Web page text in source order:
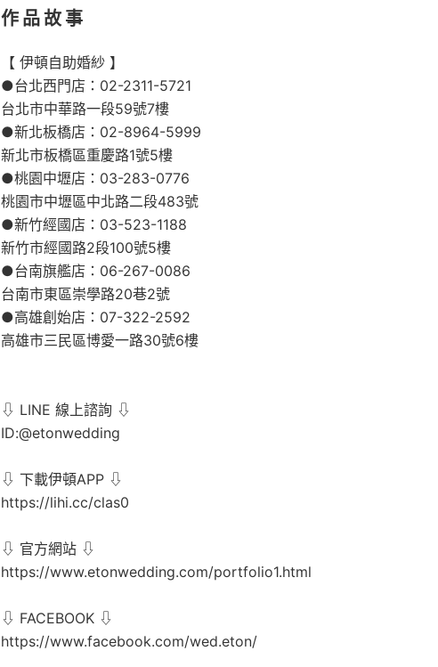
作品故事
【 伊頓自助婚紗 】
●台北西門店：02-2311-5721
台北市中華路一段59號7樓
●新北板橋店：02-8964-5999
新北市板橋區重慶路1號5樓
●桃園中壢店：03-283-0776
桃園市中壢區中北路二段483號
●新竹經國店：03-523-1188
新竹市經國路2段100號5樓
●台南旗艦店：06-267-0086
台南市東區崇學路20巷2號
●高雄創始店：07-322-2592
高雄市三民區博愛一路30號6樓
⇩ LINE 線上諮詢 ⇩
ID:@etonwedding
⇩ 下載伊頓APP ⇩
https://lihi.cc/clas0
⇩ 官方網站 ⇩
https://www.etonwedding.com/portfolio1.html
⇩ FACEBOOK ⇩
https://www.facebook.com/wed.eton/